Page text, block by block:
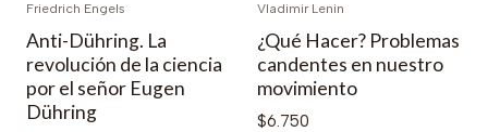
Friedrich Engels
Anti-Dühring. La
revolución de la ciencia
por el señor Eugen
Dühring
Vladimir Lenin
¿Qué Hacer? Problemas
candentes en nuestro
movimiento
$6.750